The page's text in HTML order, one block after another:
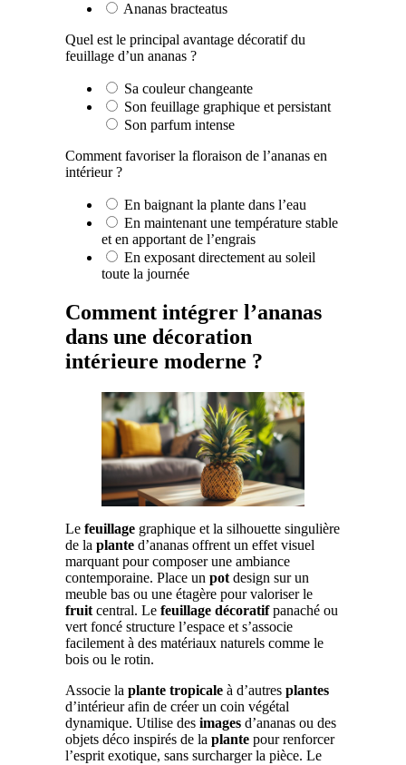
Ananas bracteatus
Quel est le principal avantage décoratif du
feuillage d’un ananas ?
Sa couleur changeante
Son feuillage graphique et persistant
Son parfum intense
Comment favoriser la floraison de l’ananas en
intérieur ?
En baignant la plante dans l’eau
En maintenant une température stable
et en apportant de l’engrais
En exposant directement au soleil
toute la journée
Comment intégrer l’ananas
dans une décoration
intérieure moderne ?
Le feuillage graphique et la silhouette singulière
de la plante d’ananas offrent un effet visuel
marquant pour composer une ambiance
contemporaine. Place un pot design sur un
meuble bas ou une étagère pour valoriser le
fruit central. Le feuillage décoratifpanaché ou
vert foncé structure l’espace et s’associe
facilement à des matériaux naturels comme le
bois ou le rotin.
Associe la plante tropicale à d’autres plantes
d’intérieur afin de créer un coin végétal
dynamique. Utilise des images d’ananas ou des
objets déco inspirés de la plante pour renforcer
l’esprit exotique, sans surcharger la pièce. Le